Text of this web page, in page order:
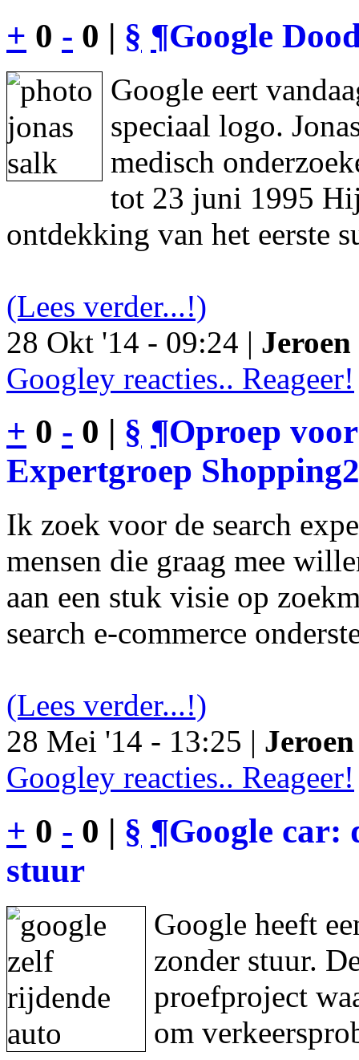
+ 0 - 0 | § ¶Google
Google eert
speciaal logo.
medisch
tot 23 juni 1995
ontdekking van het eerste
(Lees verder...!)
28 Okt '14 - 09:24 |
Googley reacties.. Reageer!
+ 0 - 0 | § ¶Oproep
Expertgroep
Ik zoek voor de search
mensen die graag mee
aan een stuk visie op
search e-commerce
(Lees verder...!)
28 Mei '14 - 13:25 |
Googley reacties.. Reageer!
+ 0 - 0 | § ¶Google car:
stuur
Google heeft
zonder stuur.
proefproject
om